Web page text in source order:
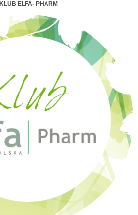
KLUB ELFA- PHARM